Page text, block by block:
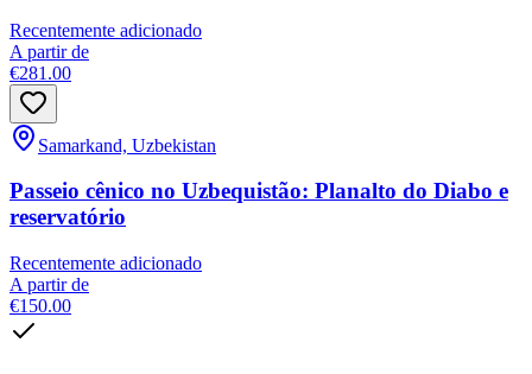
Recentemente adicionado
A partir de
€281.00
Samarkand, Uzbekistan
Passeio cênico no Uzbequistão: Planalto do Diabo e
reservatório
Recentemente adicionado
A partir de
€150.00